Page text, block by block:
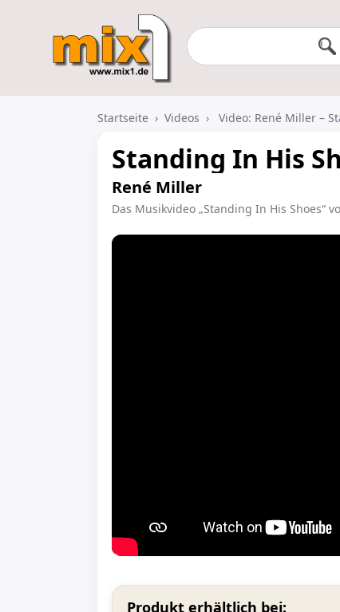
Startseite › Videos › Video: René Miller –
Standing In His
René Miller
Das Musikvideo „Standing In His Shoes“
Produkt erhältlich bei: